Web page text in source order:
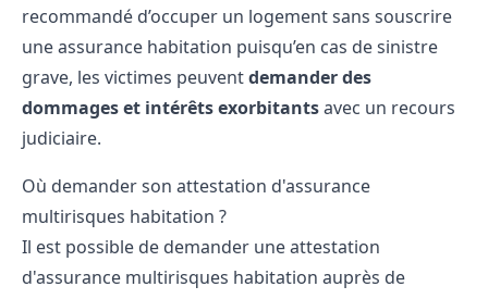
recommandé d’occuper un logement sans souscrire
une assurance habitation puisqu’en cas de sinistre
grave, les victimes peuventdemander des
dommages et intérêts exorbitantsavec un recours
judiciaire.
Où demander son attestation d'assurance
multirisques habitation ?
Il est possible de demander une attestation
d'assurance multirisques habitation auprès de